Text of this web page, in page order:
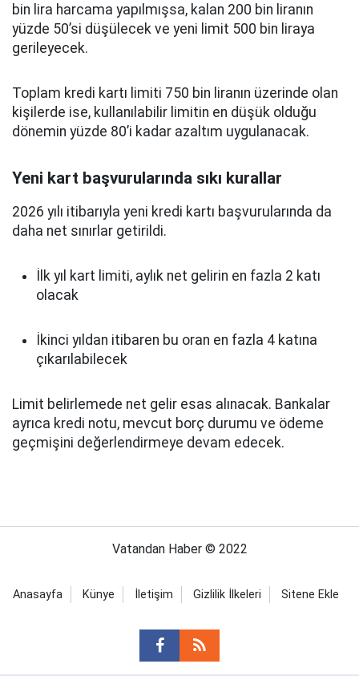
bin lira harcama yapılmışsa, kalan 200 bin liranın
yüzde 50’si düşülecek ve yeni limit 500 bin liraya
gerileyecek.
Toplam kredi kartı limiti 750 bin liranın üzerinde olan
kişilerde ise, kullanılabilir limitin en düşük olduğu
dönemin yüzde 80’i kadar azaltım uygulanacak.
Yeni kart başvurularında sıkı kurallar
2026 yılı itibarıyla yeni kredi kartı başvurularında da
daha net sınırlar getirildi.
İlk yıl kart limiti, aylık net gelirin en fazla 2 katı
olacak
İkinci yıldan itibaren bu oran en fazla 4 katına
çıkarılabilecek
Limit belirlemede net gelir esas alınacak. Bankalar
ayrıca kredi notu, mevcut borç durumu ve ödeme
geçmişini değerlendirmeye devam edecek.
Vatandan Haber © 2022
Anasayfa Künye İletişim Gizlilik İlkeleri Sitene Ekle